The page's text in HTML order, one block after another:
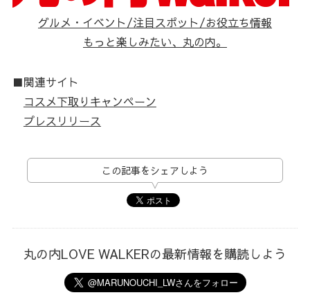
グルメ・イベント/注目スポット/お役立ち情報
もっと楽しみたい、丸の内。
■関連サイト
コスメ下取りキャンペーン
プレスリリース
この記事をシェアしよう
丸の内LOVE WALKERの最新情報を購読しよう